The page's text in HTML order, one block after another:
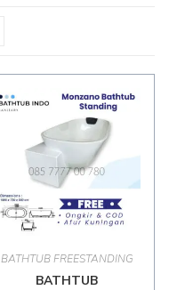
BATHTUB FREESTANDING
BATHTUB